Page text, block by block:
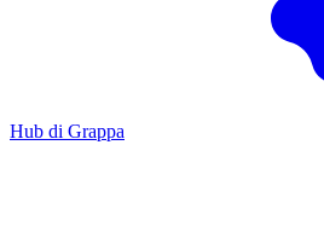
Hub di Grappa